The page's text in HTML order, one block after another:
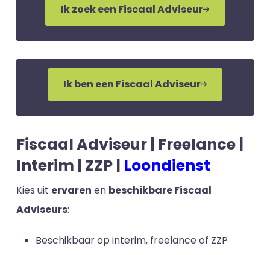
Ik zoek een Fiscaal Adviseur
Ik ben een Fiscaal Adviseur
Fiscaal Adviseur | Freelance |
Interim | ZZP | Loondienst
Kies uit ervaren en beschikbare Fiscaal
Adviseurs:
Beschikbaar op interim, freelance of ZZP